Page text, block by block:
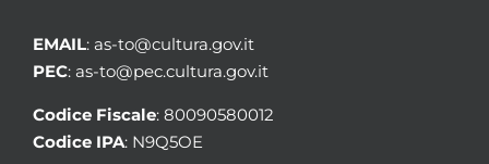
EMAIL: as-to@cultura.gov.it
PEC: as-to@pec.cultura.gov.it
Codice Fiscale: 80090580012
Codice IPA: N9Q5OE